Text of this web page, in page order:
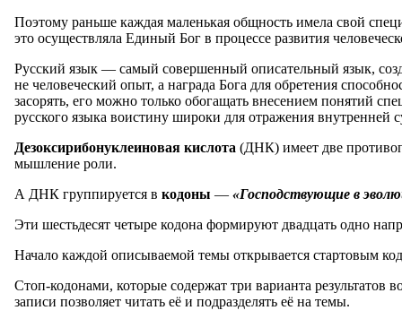
Поэтому раньше каждая маленькая общность имела свой
это осуществляла Единый Бог в процессе развития
Русский язык — самый совершенный описательный язык,
не человеческий опыт, а награда Бога для обретения
засорять, его можно только обогащать внесением понятий
русского языка воистину широки для отражения
Дезоксирибонуклеиновая кислота (ДНК) имеет две
мышление роли.
А ДНК группируется в кодоны — «Господствующие в
Эти шестьдесят четыре кодона формируют двадцать одно
Начало каждой описываемой темы открывается стартовым
Стоп-кодонами, которые содержат три варианта
записи позволяет читать её и подразделять её на темы.